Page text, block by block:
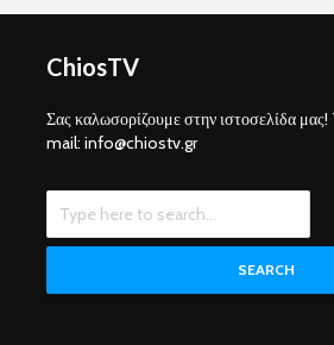
ChiosTV
Σας καλωσορίζουμε στην ιστοσελίδα
mail: info@chiostv.gr
SEARCH